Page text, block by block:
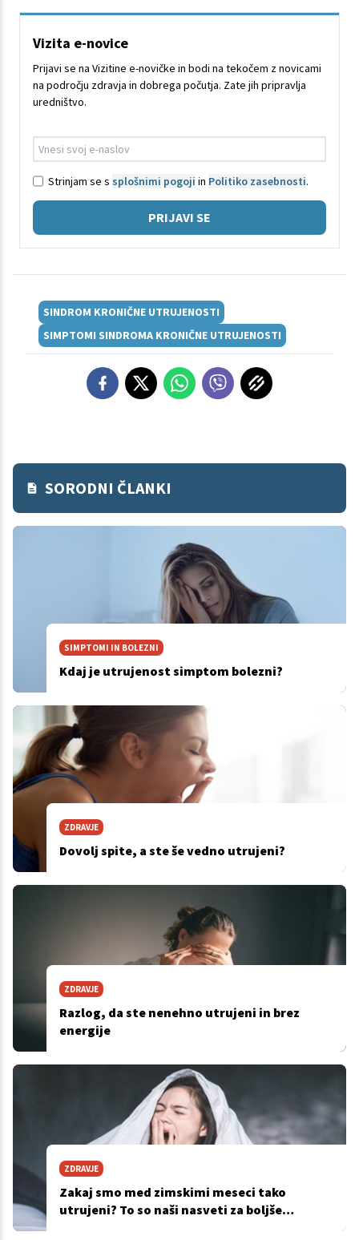
Vizita e-novice
Prijavi se na Vizitine e-novičke in bodi na tekočem z novicami
na področju zdravja in dobrega počutja. Zate jih pripravlja
uredništvo.
Strinjam se s splošnimi pogoji in Politiko zasebnosti.
PRIJAVI SE
SINDROM KRONIČNE UTRUJENOSTI
SIMPTOMI SINDROMA KRONIČNE UTRUJENOSTI
SORODNI ČLANKI
SIMPTOMI IN BOLEZNI
Kdaj je utrujenost simptom bolezni?
ZDRAVJE
Dovolj spite, a ste še vedno utrujeni?
ZDRAVJE
Razlog, da ste nenehno utrujeni in brez
energije
ZDRAVJE
Zakaj smo med zimskimi meseci tako
utrujeni? To so naši nasveti za boljše